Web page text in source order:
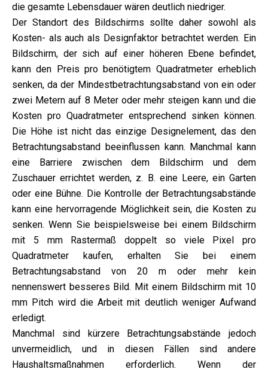
die gesamte Lebensdauer wären deutlich niedriger.
Der Standort des Bildschirms sollte daher sowohl als
Kosten- als auch als Designfaktor betrachtet werden. Ein
Bildschirm, der sich auf einer höheren Ebene befindet,
kann den Preis pro benötigtem Quadratmeter erheblich
senken, da der Mindestbetrachtungsabstand von ein oder
zwei Metern auf 8 Meter oder mehr steigen kann und die
Kosten pro Quadratmeter entsprechend sinken können.
Die Höhe ist nicht das einzige Designelement, das den
Betrachtungsabstand beeinflussen kann. Manchmal kann
eine Barriere zwischen dem Bildschirm und dem
Zuschauer errichtet werden, z. B. eine Leere, ein Garten
oder eine Bühne. Die Kontrolle der Betrachtungsabstände
kann eine hervorragende Möglichkeit sein, die Kosten zu
senken. Wenn Sie beispielsweise bei einem Bildschirm
mit 5 mm Rastermaß doppelt so viele Pixel pro
Quadratmeter kaufen, erhalten Sie bei einem
Betrachtungsabstand von 20 m oder mehr kein
nennenswert besseres Bild. Mit einem Bildschirm mit 10
mm Pitch wird die Arbeit mit deutlich weniger Aufwand
erledigt.
Manchmal sind kürzere Betrachtungsabstände jedoch
unvermeidlich, und in diesen Fällen sind andere
Haushaltsmaßnahmen erforderlich. Wenn der